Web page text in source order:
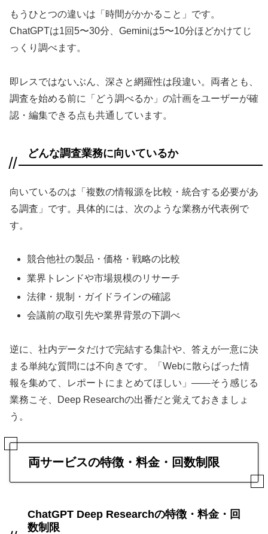
もうひとつの違いは「時間がかかること」です。
ChatGPTは1回5〜30分、Geminiは5〜10分ほどかけてじ
っくり調べます。
即レスではないぶん、深さと網羅性は段違い。両者とも、
調査を始める前に「どう調べるか」の計画をユーザーが確
認・編集できる点も共通しています。
どんな調査業務に向いているか
向いているのは「複数の情報源を比較・統合する必要があ
る調査」です。具体的には、次のような業務が代表例で
す。
競合他社の製品・価格・戦略の比較
業界トレンドや市場規模のリサーチ
法律・規制・ガイドラインの確認
会議前の取引先や業界背景の下調べ
逆に、社内データだけで完結する集計や、答えが一意に決
まる単純な質問には不向きです。「Webに散らばった情
報を集めて、レポートにまとめてほしい」——そう感じる
業務こそ、Deep Researchの出番だと覚えておきましょ
う。
両サービスの特徴・料金・回数制限
ChatGPT Deep Researchの特徴・料金・回
数制限